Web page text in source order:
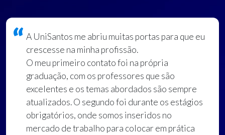
A UniSantos me abriu muitas portas para que eu
crescesse na minha profissão.
O meu primeiro contato foi na própria
graduação, com os professores que são
excelentes e os temas abordados são sempre
atualizados. O segundo foi durante os estágios
obrigatórios, onde somos inseridos no
mercado de trabalho para colocar em prática